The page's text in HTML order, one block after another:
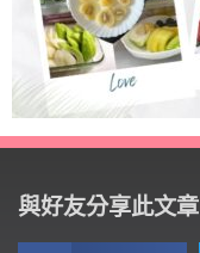
與好友分享此文章